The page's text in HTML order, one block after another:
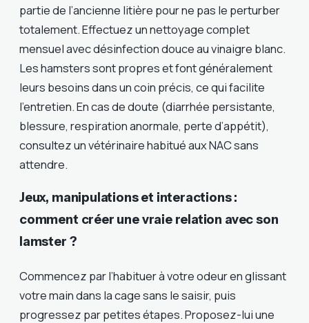
partie de l’ancienne litière pour ne pas le perturber
totalement. Effectuez un nettoyage complet
mensuel avec désinfection douce au vinaigre blanc.
Les hamsters sont propres et font généralement
leurs besoins dans un coin précis, ce qui facilite
l’entretien. En cas de doute (diarrhée persistante,
blessure, respiration anormale, perte d’appétit),
consultez un vétérinaire habitué aux NAC sans
attendre.
Jeux, manipulations et interactions :
comment créer une vraie relation avec son
lamster ?
Commencez par l’habituer à votre odeur en glissant
votre main dans la cage sans le saisir, puis
progressez par petites étapes. Proposez-lui une